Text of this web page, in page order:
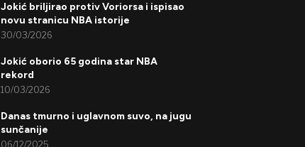
Jokić briljirao protiv Voriorsa i ispisao
novu stranicu NBA istorije
30/03/2026
Jokić oborio 65 godina star NBA
rekord
10/03/2026
Danas tmurno i uglavnom suvo, na jugu
sunčanije
06/12/2025